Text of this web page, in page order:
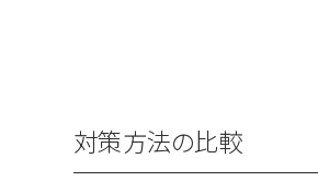
対策方法の比較